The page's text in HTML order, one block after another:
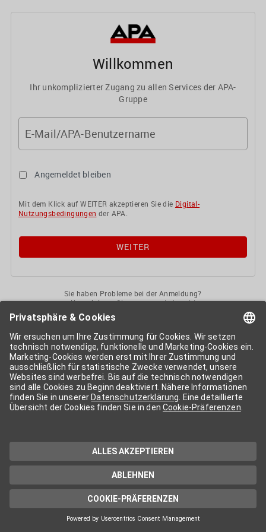
Willkommen
Ihr unkomplizierter Zugang zu allen Services der APA-
Gruppe
E-Mail/APA-Benutzername
Angemeldet bleiben
Mit dem Klick auf WEITER akzeptieren Sie die Digital-
Nutzungsbedingungen der APA.
Sie haben Probleme bei der Anmeldung?
KontaktierenSie uns gerne jederzeit!
APA-User
Services der APA-Gruppe. Für die Nutzung der einzelnen Anwendungen
kann eine weitere Freischaltung nötig sein. Kosten fallen nur nach einer
Bestellung und genauer Kosteninformation an.
Wenn nicht anders erwähnt, gelten dieAllgemeinen
Geschäftsbedingungender APA - Austria Presse Agentur.
Die von Ihnen angegebenen Daten werden ausschließlich für die
Zwecke der Demo-Nutzung bzw. des Vertragsverhältnisses genutzt.
Eine darüber hinaus gehende oder andersartige Verwendung ist nur mit
technischen Support stehen wir Ihnen jederzeit gerne zur Verfügung.
Datenschutzerklärung
Cookie-Präferenzen